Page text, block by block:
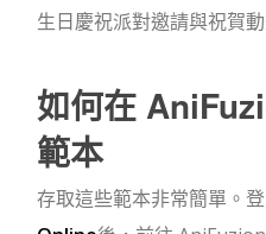
生日慶祝派對邀請與祝賀
如何在
範本
存取這些範本非常簡單。